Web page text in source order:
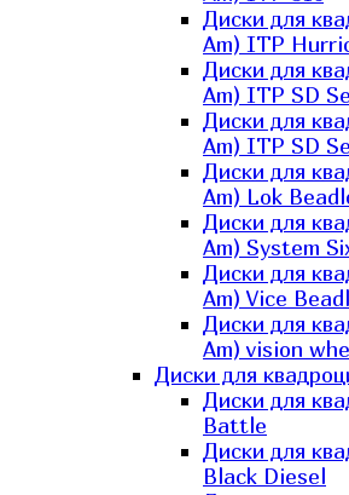
Диски для
Am) ITP
Диски для
Am) ITP SD
Диски для
Am) ITP SD
Диски для
Am) Lok
Диски для
Am) System
Диски для
Am) Vice
Диски для
Am) vision
Диски для
Диски для
Battle
Диски для
Black Diesel